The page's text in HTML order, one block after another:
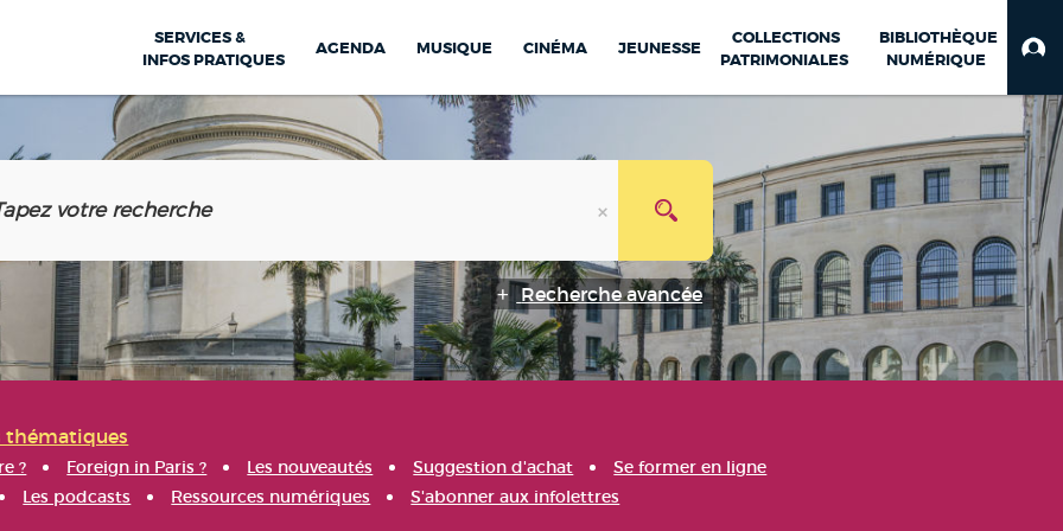
SERVICES &
INFOS PRATIQUES
AGENDA MUSIQUE CINÉMA JEUNESSE
COLLECTIONS
PATRIMONIALES
BIBLIOTHÈQUE
NUMÉRIQUE
Recherche avancée
thématiques
? Foreign in Paris ? Les nouveautés Suggestion d'achat
Se former en ligne
Les podcasts Ressources numériques S'abonner aux infolettres